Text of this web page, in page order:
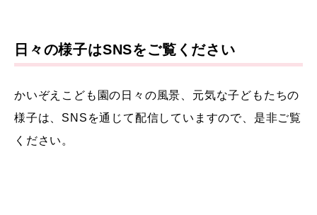
日々の様子はSNSをご覧ください
かいぞえこども園の日々の風景、元気な子どもたちの
様子は、SNSを通じて配信していますので、是非ご覧
ください。